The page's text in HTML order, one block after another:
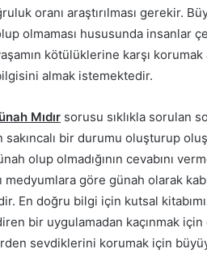
oranı araştırılması gerekir.
olmaması hususunda insanlar
kötülüklerine karşı
almak istemektedir.
Mıdır sorusu sıklıkla sorulan
sakıncalı bir durumu oluşturup
olup olmadığının cevabını
medyumlara göre günah olarak
En doğru bilgi için kutsal
bir uygulamadan kaçınmak için
sevdiklerini korumak için